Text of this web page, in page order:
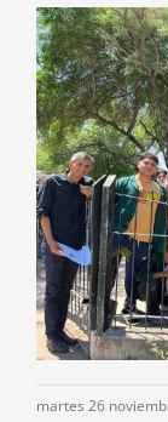
martes 26